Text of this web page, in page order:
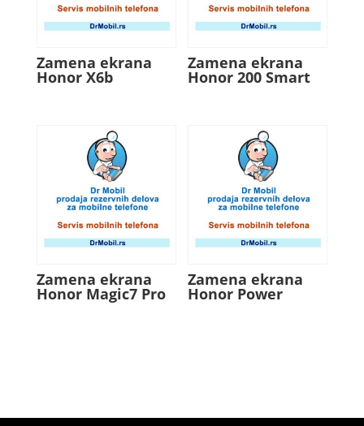
Zamena ekrana
Honor X6b
Zamena ekrana
Honor 200 Smart
Zamena ekrana
Honor Magic7 Pro
Zamena ekrana
Honor Power